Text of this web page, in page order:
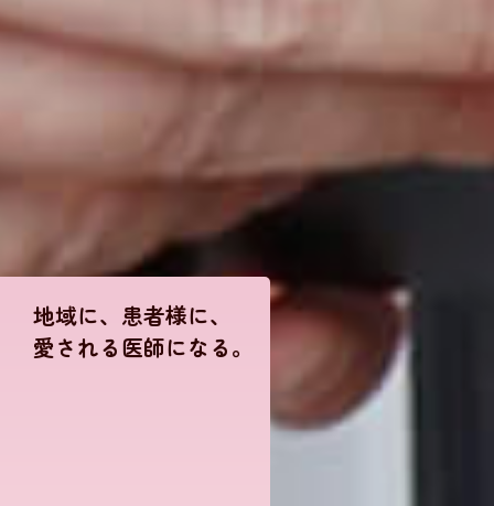
地域に、患者様に、
愛される医師になる。
地域に、患者様に、
愛される医師になる。
地域に、患者様に、
愛される医師になる。